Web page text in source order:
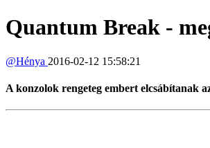
Quantum Break -
@Hénya 2016-02-12 15:58:21
A konzolok rengeteg embert elcsábítanak